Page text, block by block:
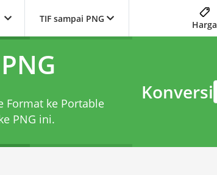
TIF sampai PNG
Harga
Format ke Portable
PNG ini.
Konversi